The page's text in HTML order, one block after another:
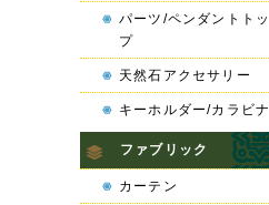
パーツ/ペンダントトッ
プ
天然石アクセサリー
キーホルダー/カラビナ
ファブリック
カーテン